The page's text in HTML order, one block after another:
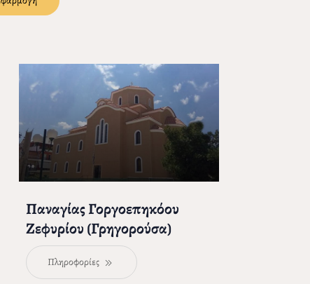
Παναγίας Γοργοεπηκόου
Ζεφυρίου (Γρηγορούσα)
Πληροφορίες